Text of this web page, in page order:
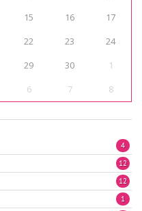
15 16
17
22 23
24
29 30
1
6 7 8
4
12
12
1